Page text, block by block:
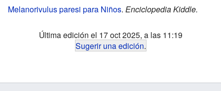
Melanorivulus paresi para Niños. Enciclopedia Kiddle.
Última edición el 17 oct 2025, a las 11:19
Sugerir una edición.